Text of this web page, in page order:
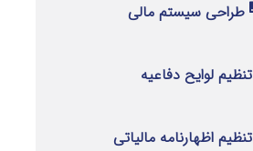
طراحی سیستم مالی
تنظیم لوایح دفاعیه
تنظیم اظهارنامه مالیاتی